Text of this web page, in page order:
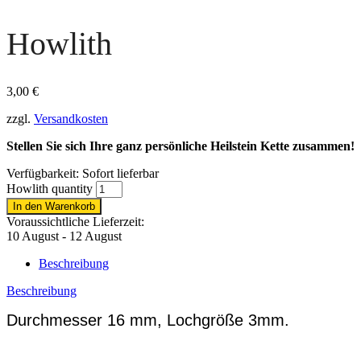
Howlith
3,00 €
zzgl. Versandkosten
Stellen Sie sich Ihre ganz persönliche Heilstein Kette zusammen!
Verfügbarkeit: Sofort lieferbar
Howlith quantity
In den Warenkorb
Voraussichtliche Lieferzeit:
10 August - 12 August
Beschreibung
Beschreibung
Durchmesser 16 mm, Lochgröße 3mm.